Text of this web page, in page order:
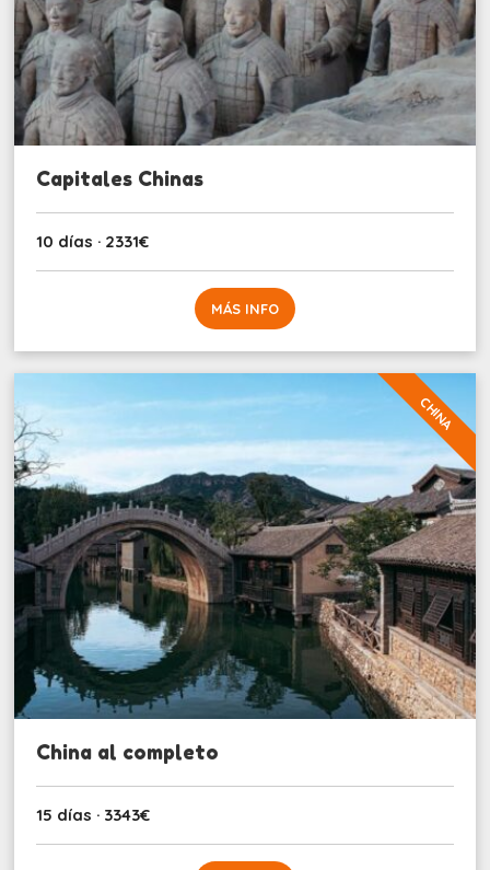
Capitales Chinas
10 días · 2331€
MÁS INFO
CHINA
China al completo
15 días · 3343€